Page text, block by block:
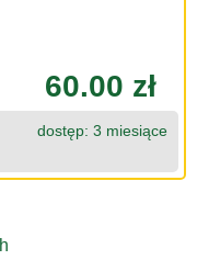
60.00 zł
dostęp: 3 miesiące